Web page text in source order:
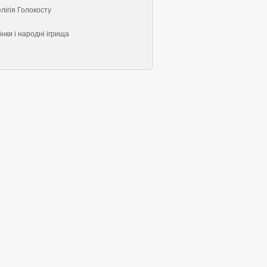
Голокосту
і народні ігрища